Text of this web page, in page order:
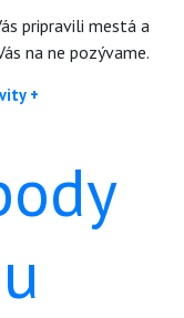
pripravili mestá a
na ne pozývame.
+